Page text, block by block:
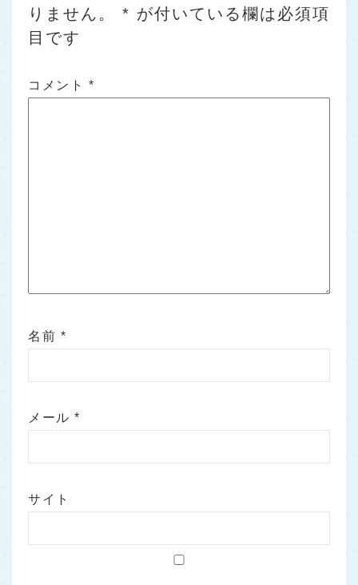
りません。 * が付いている欄は必須項
目です
コメント *
名前 *
メール*
サイト